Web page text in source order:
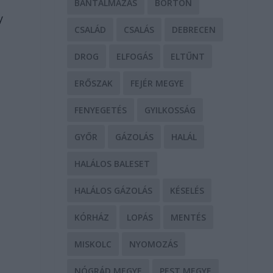
BÁNTALMAZÁS BÖRTÖN
CSALÁD CSALÁS DEBRECEN
DROG ELFOGÁS ELTŰNT
ERŐSZAK FEJÉR MEGYE
FENYEGETÉS GYILKOSSÁG
GYŐR GÁZOLÁS HALÁL
HALÁLOS BALESET
HALÁLOS GÁZOLÁS KÉSELÉS
KÓRHÁZ LOPÁS MENTÉS
MISKOLC NYOMOZÁS